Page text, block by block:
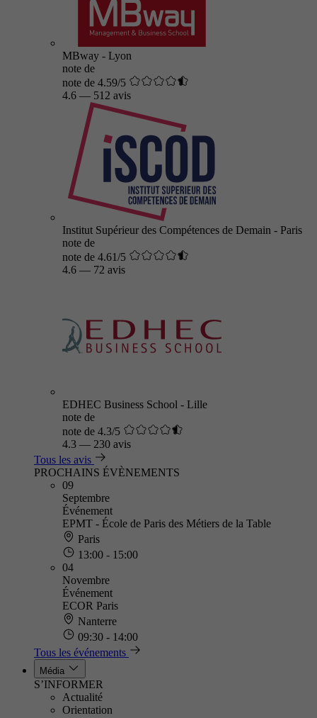
MBway - Lyon
note de
note de 4.59/5
4.6 — 512 avis
Institut Supérieur des Compétences de Demain - Paris
note de
note de 4.61/5
4.6 — 72 avis
EDHEC Business School - Lille
note de
note de 4.3/5
4.3 — 230 avis
Tous les avis
PROCHAINS ÉVÈNEMENTS
09
Septembre
Événement
EPMT - École de Paris des Métiers de la Table
Paris
13:00 - 15:00
04
Novembre
Événement
ECOR Paris
Nanterre
09:30 - 14:00
Tous les événements
Média
S’INFORMER
Actualité
Orientation